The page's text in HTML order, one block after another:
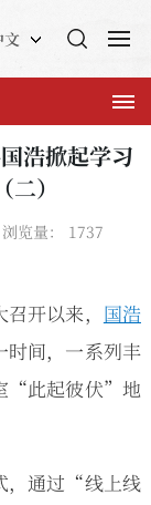
文
浩掀起学习
）
浏览量： 1737
开以来， 国浩
时间，一系列丰
“此起彼伏”地
，通过“线上线